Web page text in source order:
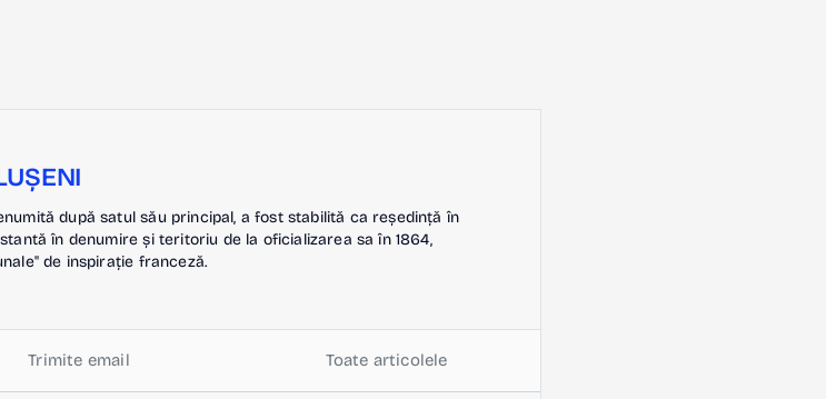
după satul său principal, a fost stabilită ca reședință în
în denumire și teritoriu de la oficializarea sa în 1864,
de inspirație franceză.
Trimite email Toate articolele